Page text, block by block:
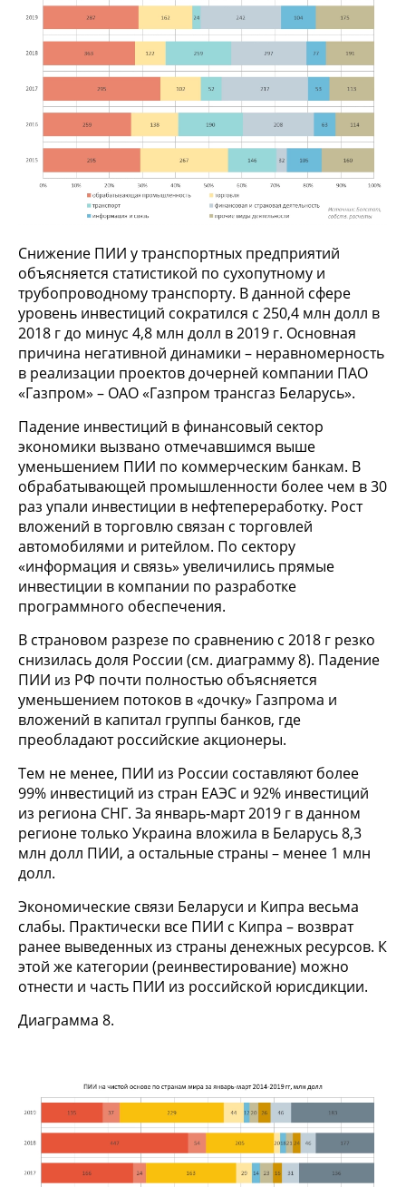
Снижение ПИИ у транспортных предприятий
объясняется статистикой по сухопутному и
трубопроводному транспорту. В данной сфере
уровень инвестиций сократился с 250,4 млн долл в
2018 г до минус 4,8 млн долл в 2019 г. Основная
причина негативной динамики – неравномерность
в реализации проектов дочерней компании ПАО
«Газпром» – ОАО «Газпром трансгаз Беларусь».
Падение инвестиций в финансовый сектор
экономики вызвано отмечавшимся выше
уменьшением ПИИ по коммерческим банкам. В
обрабатывающей промышленности более чем в 30
раз упали инвестиции в нефтепереработку. Рост
вложений в торговлю связан с торговлей
автомобилями и ритейлом. По сектору
«информация и связь» увеличились прямые
инвестиции в компании по разработке
программного обеспечения.
В страновом разрезе по сравнению с 2018 г резко
снизилась доля России (см. диаграмму 8). Падение
ПИИ из РФ почти полностью объясняется
уменьшением потоков в «дочку» Газпрома и
вложений в капитал группы банков, где
преобладают российские акционеры.
Тем не менее, ПИИ из России составляют более
99% инвестиций из стран ЕАЭС и 92% инвестиций
из региона СНГ. За январь-март 2019 г в данном
регионе только Украина вложила в Беларусь 8,3
млн долл ПИИ, а остальные страны – менее 1 млн
долл.
Экономические связи Беларуси и Кипра весьма
слабы. Практически все ПИИ с Кипра – возврат
ранее выведенных из страны денежных ресурсов. К
этой же категории (реинвестирование) можно
отнести и часть ПИИ из российской юрисдикции.
Диаграмма 8.